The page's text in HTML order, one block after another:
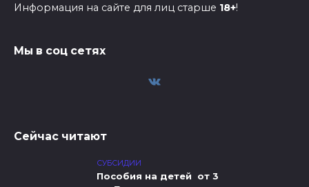
Информация на сайте для лиц старше 18+!
Мы в соц сетях
Сейчас читают
СУБСИДИИ
Пособия на детей от 3